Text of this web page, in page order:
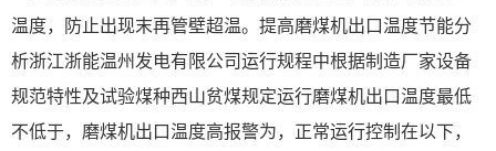
温度，防止出现末再管壁超温。提高磨煤机出口温度节能分
析浙江浙能温州发电有限公司运行规程中根据制造厂家设备
规范特性及试验煤种西山贫煤规定运行磨煤机出口温度最低
不低于，磨煤机出口温度高报警为，正常运行控制在以下，